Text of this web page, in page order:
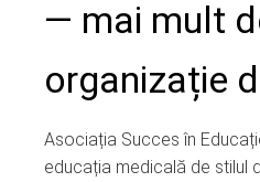
— mai mult
organizație
Asociația Succes în
educația medicală de stilul